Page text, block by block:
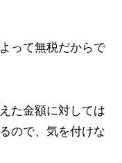
って無税だからで
た金額に対しては
ので、気を付けな